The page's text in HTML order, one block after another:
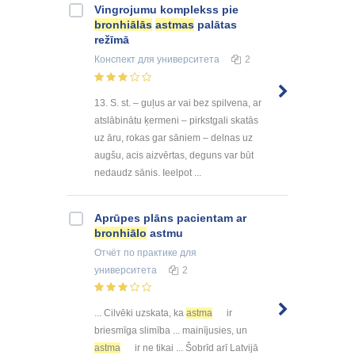
Vingrojumu komplekss pie
bronhiālās astmas palātas
režīmā
Конспект для университета 2
13. S. st. – guļus ar vai bez spilvena, ar
atslābinātu ķermeni – pirkstgali skatās
uz āru, rokas gar sāniem – delnas uz
augšu, acis aizvērtas, deguns var būt
nedaudz sānis. Ieelpot ...
Aprūpes plāns pacientam ar
bronhiālo astmu
Отчёт по практике для
университета
2
... Cilvēki uzskata, ka astma
ir
briesmīga slimība ... mainījusies, un
astma
ir ne tikai ... Šobrīd arī Latvijā